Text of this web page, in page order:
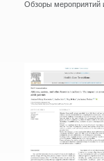
Обзоры мероприятий